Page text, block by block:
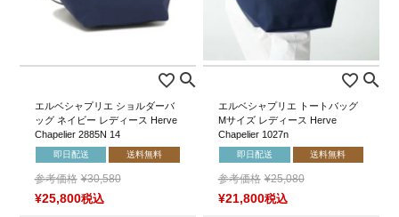
エルベシャプリエ ショルダーバ
ッグ ネイビー レディース Herve
Chapelier 2885N 14
即日配送 送料無料
参考価格 ¥30,580
¥25,800税込
エルベシャプリエ トートバッグ
Mサイズ レディース Herve
Chapelier 1027n
即日配送 送料無料
参考価格 ¥25,080
¥21,800税込